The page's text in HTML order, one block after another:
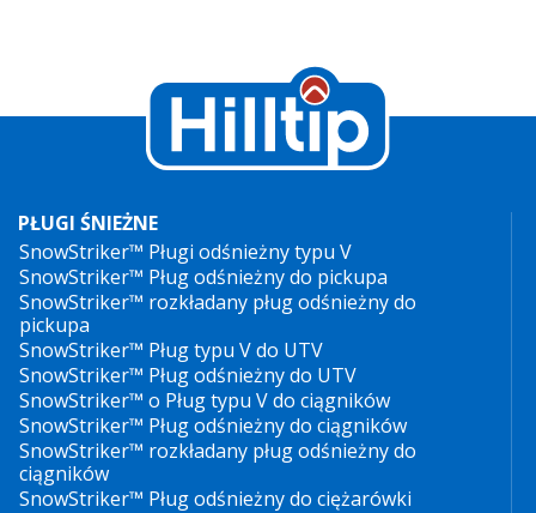
PŁUGI ŚNIEŻNE
SnowStriker™ Pługi odśnieżny typu V
SnowStriker™ Pług odśnieżny do pickupa
SnowStriker™ rozkładany pług odśnieżny do
pickupa
SnowStriker™ Pług typu V do UTV
SnowStriker™ Pług odśnieżny do UTV
SnowStriker™ o Pług typu V do ciągników
SnowStriker™ Pług odśnieżny do ciągników
SnowStriker™ rozkładany pług odśnieżny do
ciągników
SnowStriker™ Pług odśnieżny do ciężarówki